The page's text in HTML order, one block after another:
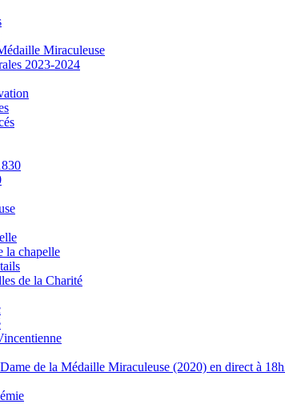
Miraculeuse
2023-2024
la chapelle
de la Charité
de la Médaille Miraculeuse (2020) en direct à